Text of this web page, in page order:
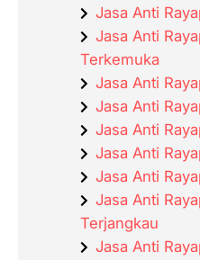
Jasa Anti
Jasa Anti
Terkemuka
Jasa Anti
Jasa Anti
Jasa Anti
Jasa Anti
Jasa Anti
Jasa Anti
Terjangkau
Jasa Anti